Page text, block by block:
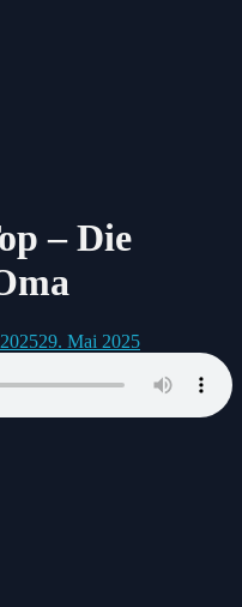
– Die
29. Mai 2025